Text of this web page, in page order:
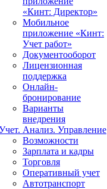
«Кинт: Директор»
Мобильное
приложение «Кинт:
Учет работ»
Документооборот
Лицензионная
поддержка
Онлайн-
бронирование
Варианты
внедрения
Анализ. Управление
Возможности
Зарплата и кадры
Торговля
Оперативный учет
Автотранспорт